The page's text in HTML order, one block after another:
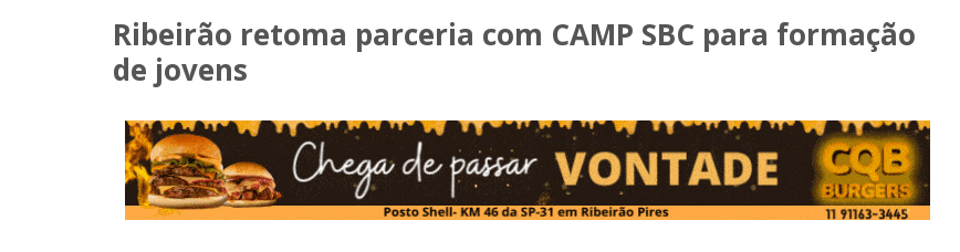
Ribeirão retoma parceria com CAMP SBC para formação
de jovens